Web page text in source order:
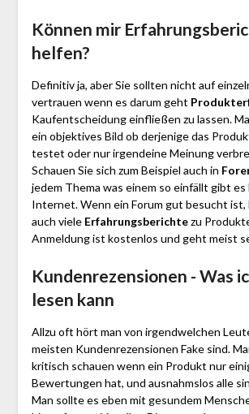
Können mir
helfen?
Definitiv ja, aber Sie sollten nicht auf
vertrauen wenn es darum geht
Kaufentscheidung einfließen zu lassen.
ein objektives Bild ob derjenige das
testet oder nur irgendeine Meinung
Schauen Sie sich zum Beispiel auch in
jedem Thema was einem so einfällt gibt es
Internet. Wenn ein Forum gut besucht ist,
auch viele Erfahrungsberichtezu
Anmeldung ist kostenlos und geht meist
Kundenrezensionen - Was
lesen kann
Allzu oft hört man von irgendwelchen
meisten Kundenrezensionen Fake sind.
kritisch schauen wenn ein Produkt nur
Bewertungen hat, und ausnahmslos alle
Man sollte es eben mit gesundem